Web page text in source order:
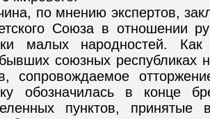
по мнению экспертов,
Союза в отношении
малых народностей.
союзных республиках
сопровождаемое
обозначилась в конце
пунктов,